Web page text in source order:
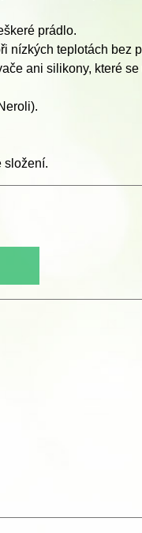
prádlo.
nízkých teplotách bez
ani silikony, které
složení.